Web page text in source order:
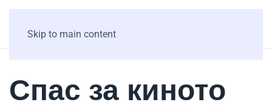
Skip to main content
Спас за киното